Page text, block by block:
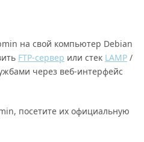
на свой компьютер Debian
FTP-сервер или стек LAMP/
через веб-интерфейс
посетите их официальную